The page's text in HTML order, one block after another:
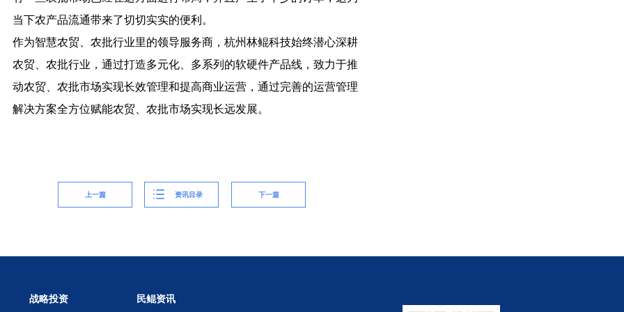
当下农产品流通带来了切切实实的便利。
作为智慧农贸、农批行业里的领导服务商，杭州林鲲科技始终潜心深耕
农贸、农批行业，通过打造多元化、多系列的软硬件产品线，致力于推
动农贸、农批市场实现长效管理和提高商业运营，通过完善的运营管理
解决方案全方位赋能农贸、农批市场实现长远发展。
上一篇 资讯目录 下一篇
战略投资 民鲲资讯